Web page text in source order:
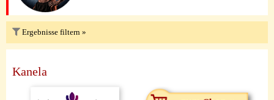
Ergebnisse filtern »
Kanela